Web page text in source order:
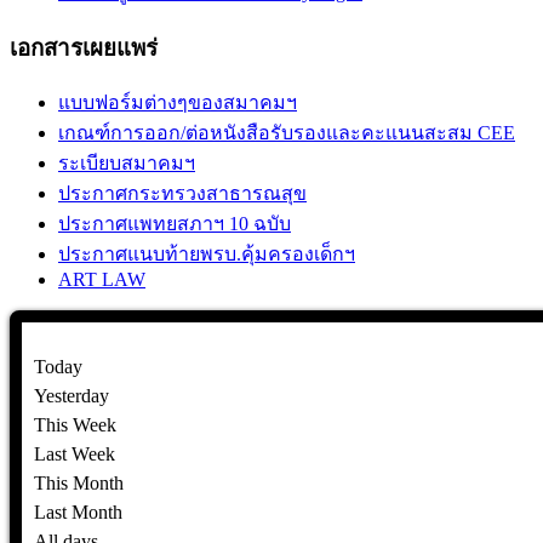
เอกสารเผยแพร่
แบบฟอร์มต่างๆของสมาคมฯ
เกณฑ์การออก/ต่อหนังสือรับรองและคะแนนสะสม CEE
ระเบียบสมาคมฯ
ประกาศกระทรวงสาธารณสุข
ประกาศแพทยสภาฯ 10 ฉบับ
ประกาศแนบท้ายพรบ.คุ้มครองเด็กฯ
ART LAW
Today
Yesterday
This Week
Last Week
This Month
Last Month